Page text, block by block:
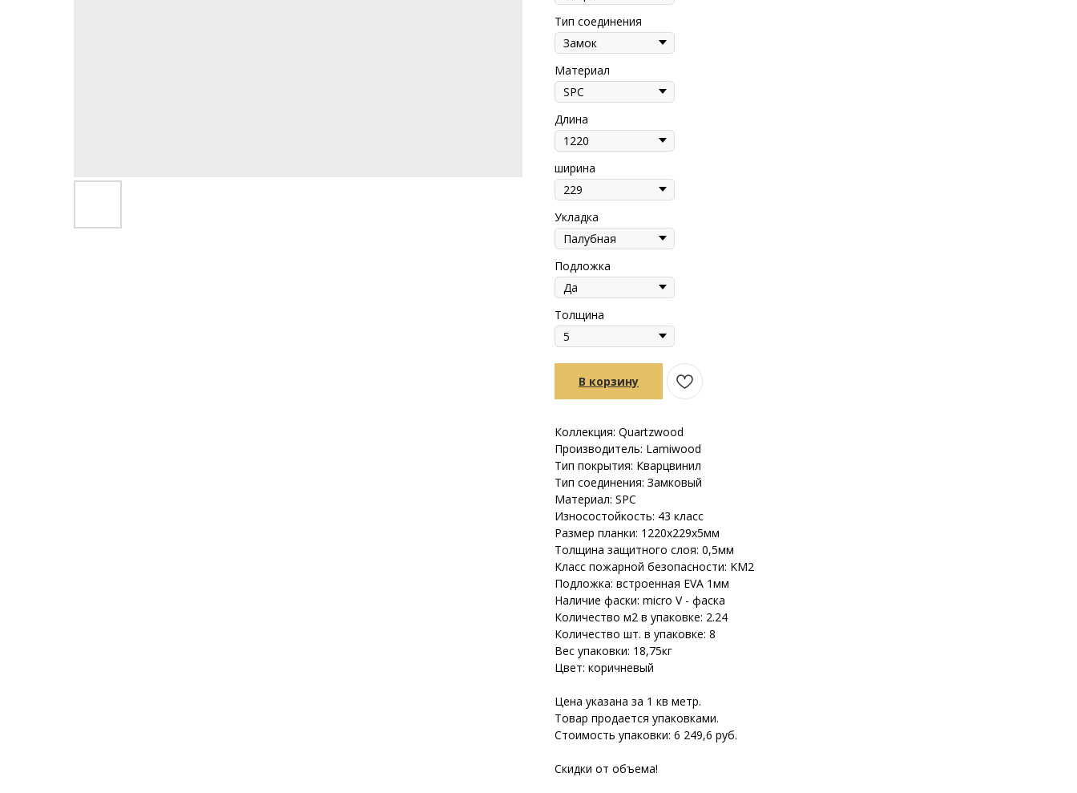
Тип соединения
Материал
Длина
ширина
Укладка
Подложка
Толщина
В корзину
Коллекция: Quartzwood
Производитель: Lamiwood
Тип покрытия: Кварцвинил
Тип соединения: Замковый
Материал: SPC
Износостойкость: 43 класс
Размер планки: 1220х229х5мм
Толщина защитного слоя: 0,5мм
Класс пожарной безопасности: KM2
Подложка: встроенная EVA 1мм
Наличие фаски: micro V - фаска
Количество м2 в упаковке: 2.24
Количество шт. в упаковке: 8
Вес упаковки: 18,75кг
Цвет: коричневый
Цена указана за 1 кв метр.
Товар продается упаковками.
Стоимость упаковки: 6 249,6 руб.
Скидки от объема!